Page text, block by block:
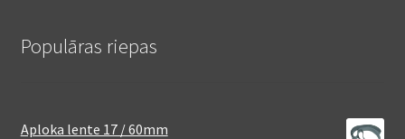
Populāras riepas
Aploka lente 17 / 60mm